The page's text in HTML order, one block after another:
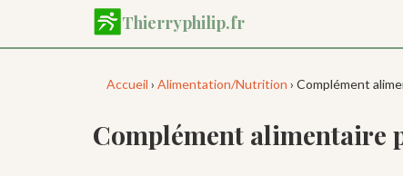
contenu
Thierryphilip.fr
Accueil › Alimentation/Nutrition › Complément
Complément alimentaire